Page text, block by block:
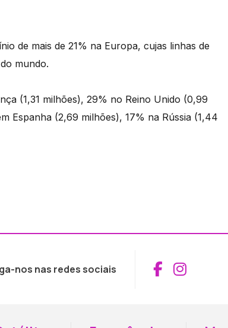
de mais de 21% na Europa, cujas linhas de
mundo.
(1,31 milhões), 29% no Reino Unido (0,99
Espanha (2,69 milhões), 17% na Rússia (1,44
nos nas redes sociais Aceder